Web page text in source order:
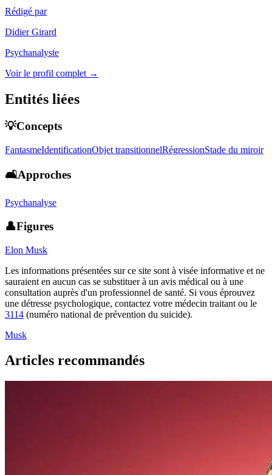
Rédigé par
Didier Girard
Psychanalyste
Voir le profil complet →
Entités liées
💡Concepts
FantasmeIdentificationObjet transitionnelRégressionStade du miroir
🛋️Approches
Psychanalyse
👤Figures
Elon Musk
Les informations présentées sur ce site sont à visée informative et ne
sauraient en aucun cas se substituer à un avis médical ou à une
consultation auprès d'un professionnel de santé. Si vous éprouvez
une détresse psychologique, contactez votre médecin traitant ou le
3114 (numéro national de prévention du suicide).
Musk
Articles recommandés